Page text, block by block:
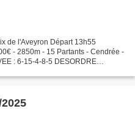
de l'Aveyron Départ 13h55
- 2850m - 15 Partants - Cendrée -
: 6-15-4-8-5 DESORDRE